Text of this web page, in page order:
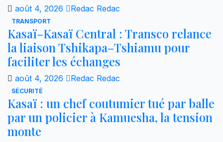
août 4, 2026 Redac Redac
TRANSPORT
Kasaï–Kasaï Central : Transco relance
la liaison Tshikapa–Tshiamu pour
faciliter les échanges
août 4, 2026 Redac Redac
SÉCURITÉ
Kasaï : un chef coutumier tué par balle
par un policier à Kamuesha, la tension
monte